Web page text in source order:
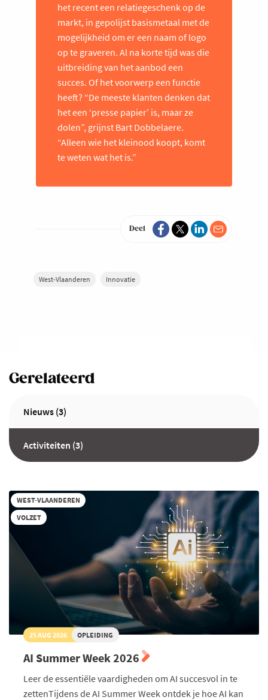
het recent een relatiegeschenk op de
markt, in gepolijst basismetaal met de
mogelijkheid om er een naam of logo
op te graveren. Al na korte tijd was die
uitbreiding van het aanbod een
succes. Of het voorwerp een functie
heeft? “De meeste klanten denken dat
het een ‘presse papier’ is, maar ze
dolen”, grijnst Bart Dobbelaere.
“Alleen wie het kleinood koopt, komt
te weten wat het is.”
Deel
West-Vlaanderen Innovatie
Gerelateerd
Nieuws (3)
Activiteiten (3)
WEST-VLAANDEREN
VOLZET
25 AUG 2026 OPLEIDING
AI Summer Week 2026
Leer de essentiële vaardigheden om AI succesvol in te
zettenTijdens de AI Summer Week ontdek je hoe AI kan